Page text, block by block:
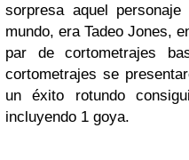
sorpresa aquel
mundo, era Tadeo Jones,
par de cortometrajes
cortometrajes se
un éxito rotundo
incluyendo 1 goya.